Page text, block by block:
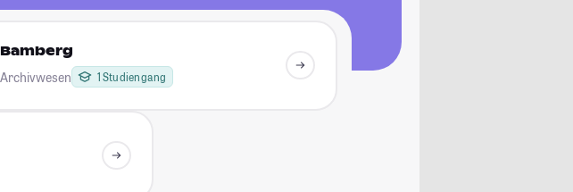
Bamberg
Archivwesen 1 Studiengang